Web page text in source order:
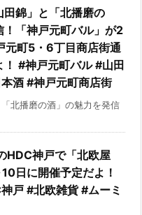
田錦」と「北播磨の
！「神戸元町バル」が2
元町5・6丁目商店街通
！ #神戸元町バル #山田
酒 #神戸元町商店街
北播磨の酒」の魅力を発信
HDC神戸で「北欧屋
日に開催予定だよ！
戸 #北欧雑貨 #ムーミ